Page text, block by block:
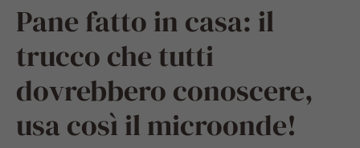
Pane fatto in casa: il
trucco che tutti
dovrebbero conoscere,
usa così il microonde!